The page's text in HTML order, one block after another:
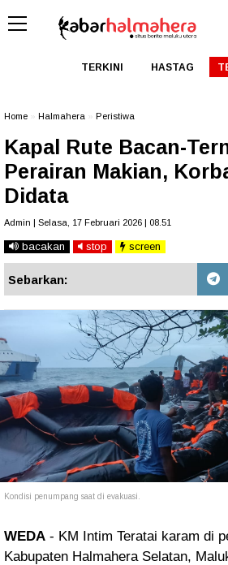
TERKINI HASTAG
Home Halmahera Peristiwa
Kapal Rute Bacan-
Perairan Makian,
Didata
Admin | Selasa, 17 Februari 2026 | 08.51
bacakan stop screen
Sebarkan:
Kondisi penumpang saat di evakuasi.
WEDA - KM Intim Teratai karam di
Kabupaten Halmahera Selatan,